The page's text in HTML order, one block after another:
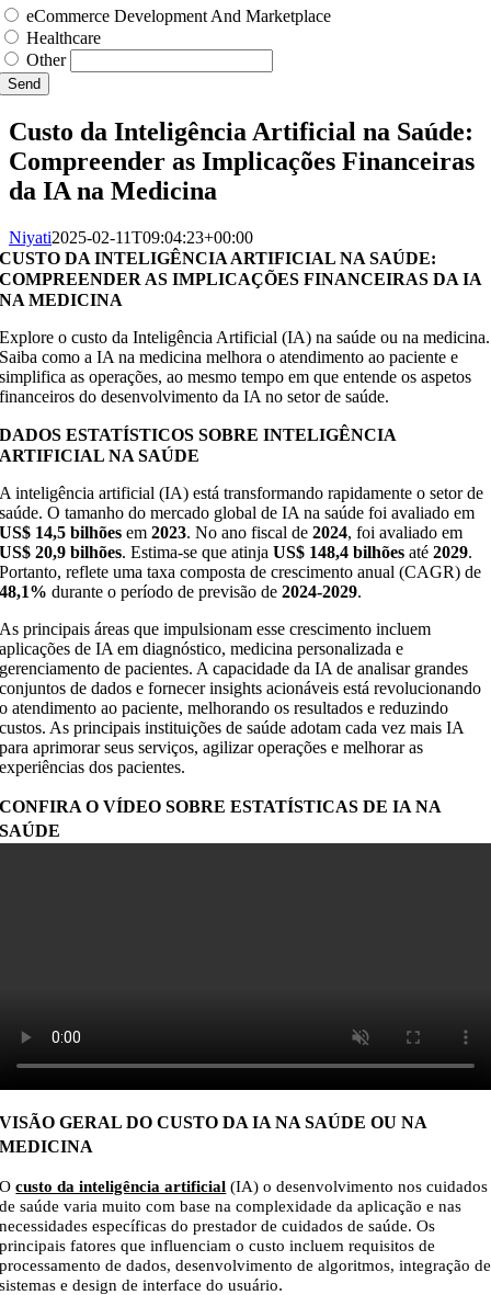
eCommerce Development And Marketplace
Healthcare
Other
Send
Custo da Inteligência Artificial na Saúde:
Compreender as Implicações Financeiras
da IA na Medicina
Niyati2025-02-11T09:04:23+00:00
CUSTO DA INTELIGÊNCIA ARTIFICIAL NA SAÚDE:
COMPREENDER AS IMPLICAÇÕES FINANCEIRAS DA IA
NA MEDICINA
Explore o custo da Inteligência Artificial (IA) na saúde ou na medicina.
Saiba como a IA na medicina melhora o atendimento ao paciente e
simplifica as operações, ao mesmo tempo em que entende os aspetos
financeiros do desenvolvimento da IA no setor de saúde.
DADOS ESTATÍSTICOS SOBRE INTELIGÊNCIA
ARTIFICIAL NA SAÚDE
A inteligência artificial (IA) está transformando rapidamente o setor de
saúde. O tamanho do mercado global de IA na saúde foi avaliado em
US$ 14,5 bilhões em2023. No ano fiscal de2024, foi avaliado em
US$ 20,9 bilhões. Estima-se que atinjaUS$ 148,4 bilhões até2029.
Portanto, reflete uma taxa composta de crescimento anual (CAGR) de
48,1% durante o período de previsão de2024-2029.
As principais áreas que impulsionam esse crescimento incluem
aplicações de IA em diagnóstico, medicina personalizada e
gerenciamento de pacientes. A capacidade da IA de analisar grandes
conjuntos de dados e fornecer insights acionáveis está revolucionando
o atendimento ao paciente, melhorando os resultados e reduzindo
custos. As principais instituições de saúde adotam cada vez mais IA
para aprimorar seus serviços, agilizar operações e melhorar as
experiências dos pacientes.
CONFIRA O VÍDEO SOBRE ESTATÍSTICAS DE IA NA
SAÚDE
VISÃO GERAL DO CUSTO DA IA NA SAÚDE OU NA
MEDICINA
Ocusto da inteligência artificial (IA) o desenvolvimento nos cuidados
de saúde varia muito com base na complexidade da aplicação e nas
necessidades específicas do prestador de cuidados de saúde. Os
principais fatores que influenciam o custo incluem requisitos de
processamento de dados, desenvolvimento de algoritmos, integração de
sistemas e design de interface do usuário.